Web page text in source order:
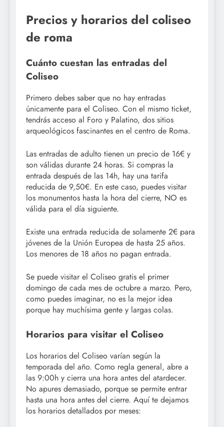
Precios y horarios del coliseo
de roma
Cuánto cuestan las entradas del
Coliseo
Primero debes saber que no hay entradas
únicamente para el Coliseo. Con el mismo ticket,
tendrás acceso al Foro y Palatino, dos sitios
arqueológicos fascinantes en el centro de Roma.
Las entradas de adulto tienen un precio de 16€ y
son válidas durante 24 horas. Si compras la
entrada después de las 14h, hay una tarifa
reducida de 9,50€. En este caso, puedes visitar
los monumentos hasta la hora del cierre, NO es
válida para el día siguiente.
Existe una entrada reducida de solamente 2€ para
jóvenes de la Unión Europea de hasta 25 años.
Los menores de 18 años no pagan entrada.
Se puede visitar el Coliseo gratis el primer
domingo de cada mes de octubre a marzo. Pero,
como puedes imaginar, no es la mejor idea
porque hay muchísima gente y largas colas.
Horarios para visitar el Coliseo
Los horarios del Coliseo varían según la
temporada del año. Como regla general, abre a
las 9:00h y cierra una hora antes del atardecer.
No apures demasiado, porque se permite entrar
hasta una hora antes del cierre. Aquí te dejamos
los horarios detallados por meses: